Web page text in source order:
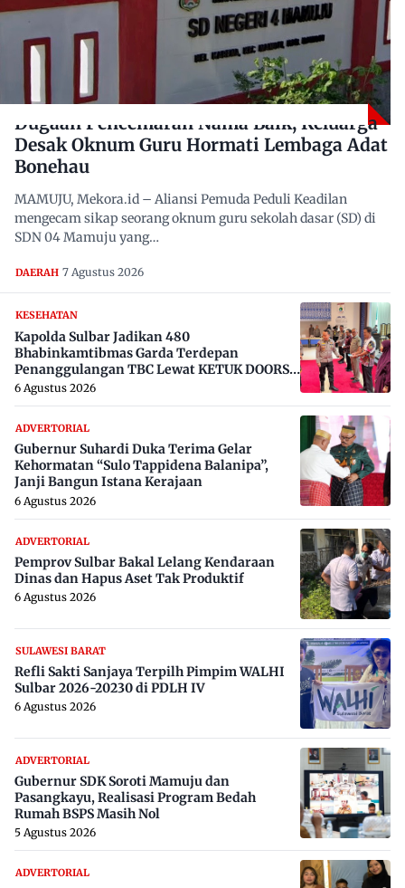
Dugaan Pencemaran Nama Baik, Keluarga
Desak Oknum Guru Hormati Lembaga Adat
Bonehau
MAMUJU, Mekora.id – Aliansi Pemuda Peduli Keadilan
mengecam sikap seorang oknum guru sekolah dasar (SD) di
SDN 04 Mamuju yang…
DAERAH 7 Agustus 2026
KESEHATAN
Kapolda Sulbar Jadikan 480
Bhabinkamtibmas Garda Terdepan
Penanggulangan TBC Lewat KETUK DOORS
di 650 Desa
6 Agustus 2026
ADVERTORIAL
Gubernur Suhardi Duka Terima Gelar
Kehormatan “Sulo Tappidena Balanipa”,
Janji Bangun Istana Kerajaan
6 Agustus 2026
ADVERTORIAL
Pemprov Sulbar Bakal Lelang Kendaraan
Dinas dan Hapus Aset Tak Produktif
6 Agustus 2026
SULAWESI BARAT
Refli Sakti Sanjaya Terpilh Pimpim WALHI
Sulbar 2026-20230 di PDLH IV
6 Agustus 2026
ADVERTORIAL
Gubernur SDK Soroti Mamuju dan
Pasangkayu, Realisasi Program Bedah
Rumah BSPS Masih Nol
5 Agustus 2026
ADVERTORIAL